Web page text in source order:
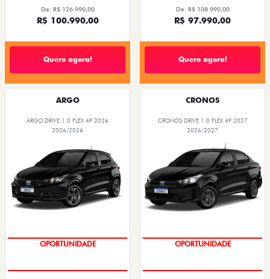
De: R$ 126.990,00
R$ 100.990,00
Quero agora!
De: R$ 108.990,00
R$ 97.990,00
Quero agora!
ARGO
ARGO DRIVE 1.0 FLEX 4P 2026
2026/2026
OPORTUNIDADE
CRONOS
CRONOS DRIVE 1.0 FLEX 4P 2027
2026/2027
OPORTUNIDADE